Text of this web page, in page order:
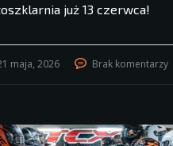
już 13 czerwca!
maja, 2026 Brak komentarzy